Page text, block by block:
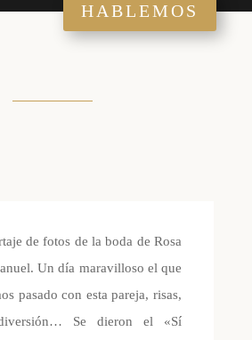
HABLEMOS
de fotos de la boda de Rosa
Un día maravilloso el que
pasado con esta pareja, risas,
Se dieron el «Sí